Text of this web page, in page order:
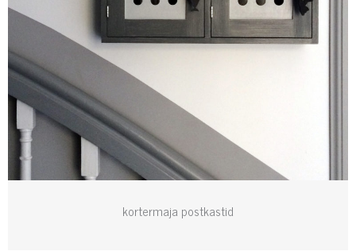
kortermaja postkastid